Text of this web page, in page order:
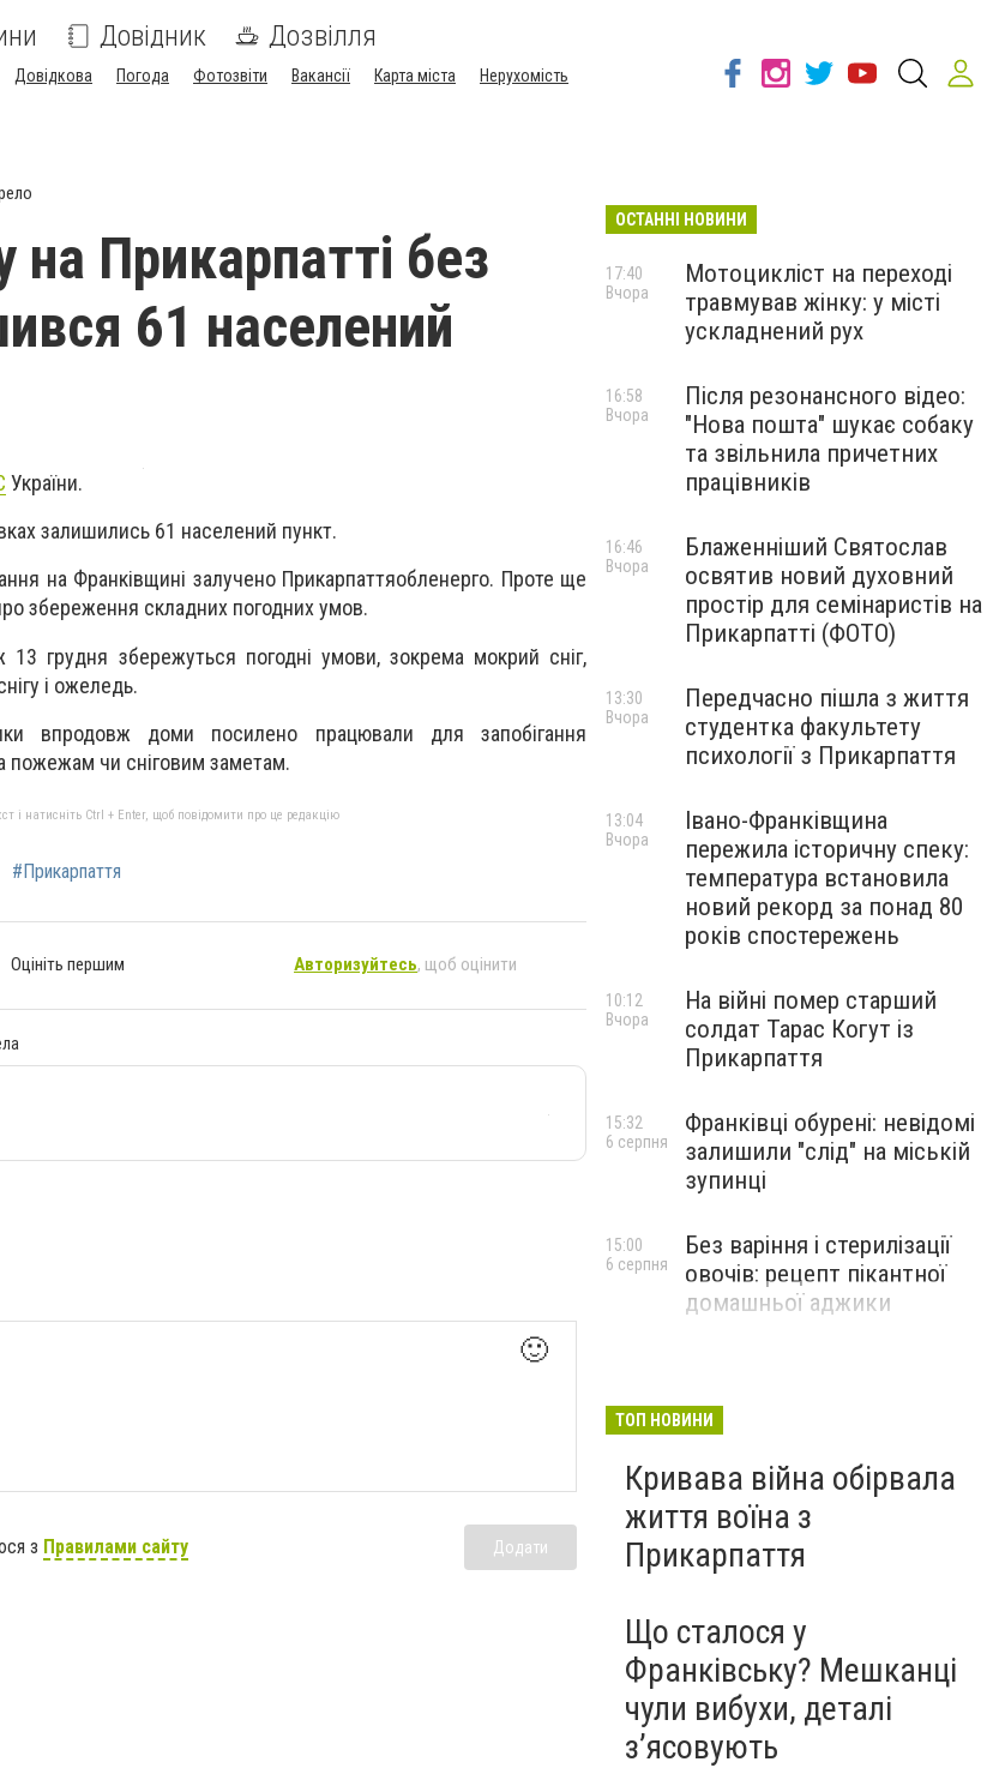
Довідник Дозвілля
Довідкова Погода Фотозвіти Вакансії Карта міста
Нерухомість
на Прикарпатті без
61 населений
України.
залишились 61 населений пункт.
на Франківщині залучено Прикарпаттяобленерго. Проте ще
збереження складних погодних умов.
грудня збережуться погодні умови, зокрема мокрий сніг,
і ожеледь.
впродовж доми посилено працювали для запобігання
пожежам чи сніговим заметам.
і натисніть Ctrl + Enter, щоб повідомити про це редакцію
#Прикарпаття
Оцініть першим Авторизуйтесь, щоб оцінити
🙂
з Правилами сайту Додати
ОСТАННІ НОВИНИ
Мотоцикліст на переході
травмував жінку: у місті
ускладнений рух
17:40
Вчора
Після резонансного відео:
"Нова пошта" шукає собаку
та звільнила причетних
працівників
16:58
Вчора
Блаженніший Святослав
освятив новий духовний
простір для семінаристів на
Прикарпатті (ФОТО)
16:46
Вчора
Передчасно пішла з життя
студентка факультету
психології з Прикарпаття
13:30
Вчора
Івано-Франківщина
пережила історичну спеку:
температура встановила
новий рекорд за понад 80
років спостережень
13:04
Вчора
На війні помер старший
солдат Тарас Когут із
Прикарпаття
10:12
Вчора
Франківці обурені: невідомі
залишили "слід" на міській
зупинці
15:32
6 серпня
Без варіння і стерилізації
овочів: рецепт пікантної
домашньої аджики
15:00
6 серпня
ТОП НОВИНИ
Кривава війна обірвала
життя воїна з
Прикарпаття
Що сталося у
Франківську? Мешканці
чули вибухи, деталі
з’ясовують